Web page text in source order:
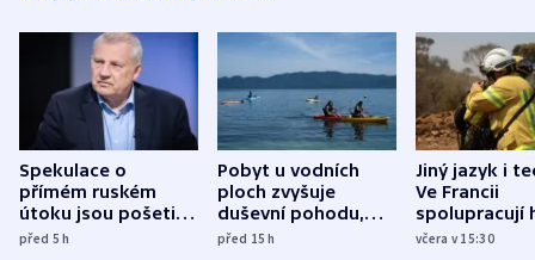
Spekulace o
přímém ruském
útoku jsou pošetilé,
míní estonský
před 5h
Pobyt u vodních
ploch zvyšuje
duševní pohodu,
ukázala
před 15h
Jiný jazyk i
Ve Francii
spolupracují
různých zemí
včera v 15:30